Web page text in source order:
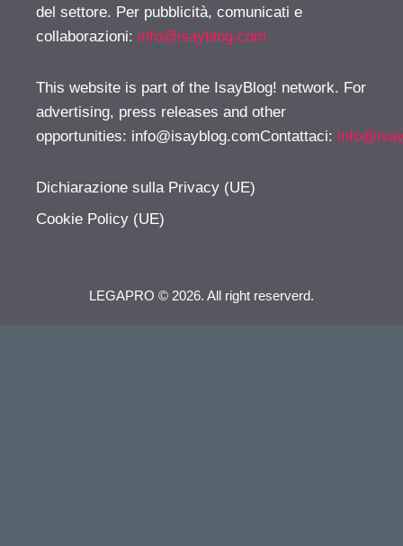
del settore. Per pubblicità, comunicati e
collaborazioni: info@isayblog.com
This website is part of the IsayBlog! network. For
advertising, press releases and other
opportunities: info@isayblog.comContattaci:
Dichiarazione sulla Privacy (UE)
Cookie Policy (UE)
LEGAPRO © 2026. All right reserverd.